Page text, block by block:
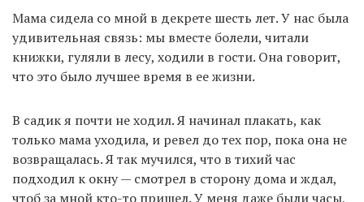
Мама сидела со мной в декрете шесть лет. У нас была
удивительная связь: мы вместе болели, читали
книжки, гуляли в лесу, ходили в гости. Она говорит,
что это было лучшее время в ее жизни.
В садик я почти не ходил. Я начинал плакать, как
только мама уходила, и ревел до тех пор, пока она не
возвращалась. Я так мучился, что в тихий час
подходил к окну — смотрел в сторону дома и ждал,
чтоб за мной кто-то пришел. У меня даже были часы,